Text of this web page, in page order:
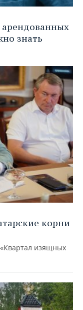
знать
корни
изящных